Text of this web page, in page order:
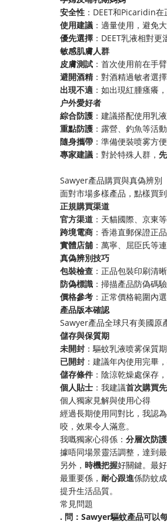
​安全性​ ：DEET和Picaridin
​使用建議​ ：適量使用，避免
​優先選擇​ ：DEET乳液相對
​敏感肌膚人群​
​皮膚測試​ ：首次使用前在手
​避開酒精​：對酒精過敏者選
​出現不適​ ：如出現紅腫瘙癢
​户外愛好者​
​綜合防護​ ：建議搭配使用乳
​重點防護​ ：露營、釣魚等活
​隨身攜帶​ ：準備便裝喷雾方
​專家建議​ ​：對於特殊人群，​
Sawyer產品購買與真偽辨別
面對市場多樣產品，點樣買
​正規購買渠道​
​官方渠道​ ：天貓國際、京東
​跨境電商​ ：香港直郵保證正
​實體店舖​ ：萬寧、屈臣氏等
​真偽辨別技巧​
​包裝檢查​ ：正品包裝印刷清
​防偽標識​ ：掃描產品防偽碼
​價格參考​ ：正常價格範圍內
​產品版本確認​
Sawyer產品全球只有美國原
​儲存與保質期​
​未開封​ ：驅蚊乳液喷雾保質
​已開封​ ：建議年內使用完畢
​儲存條件​ ：陰涼乾燥處保存
​個人貼士​ ​：我建議​首次購買
個人獨家見解與使用心得
經過長期使用同對比，我認
咬，效果令人滿意。
我嘅獨家心得係：​ ​分層次防護​
據唔同場景靈活調整，達到最
另外，​ ​時機把握​好關鍵。最
最重要係，​ ​耐心跟進​係防蚊
提升生活品質。
常見問題
​. 問：Sawyer驅蚊產品可以